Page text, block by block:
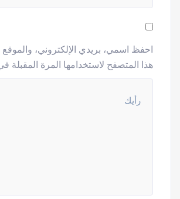
احفظ اسمي، بريدي الإلكتروني، والموقع
هذا المتصفح لاستخدامها المرة المقبلة